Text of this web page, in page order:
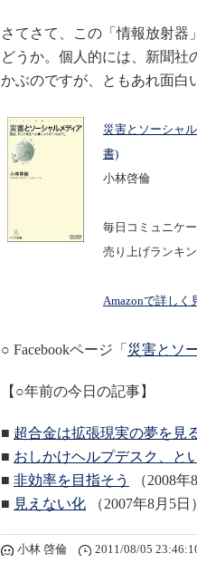
さてさて、この「情報放射器
どうか。個人的には、新聞社
かぶのですが、ともあれ面白
災害とソーシャ
書)
小林啓倫
毎日コミュニケ
売り上げランキ
Amazonで詳しく
○ Facebookページ「 災害とソ
【○年前の今日の記事】
■ 超合金は拡張現実の夢を見
■ おしかけヘルプデスク、と
■ 非効率を目指そう
（2008年
■ 見えない化 （2007年8月5日）
小林 啓倫 2011/08/05